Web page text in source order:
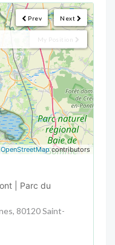
Next
Prev
My Position
OpenStreetMapcontributors
| Parc du
80120 Saint-